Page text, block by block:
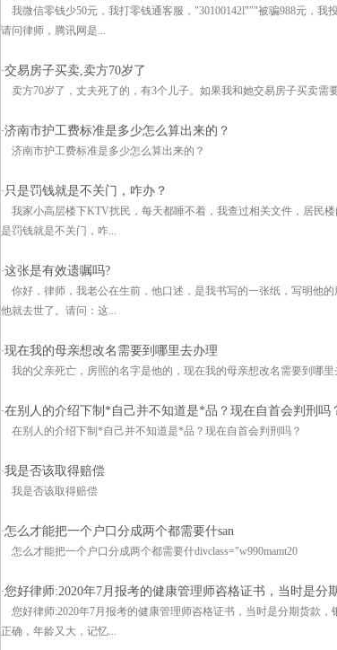
我微信零钱少50元，我打零钱通客服，"30100142l"""被骗988元，我
请问律师，腾讯网是...
·交易房子买卖,卖方70岁了
卖方70岁了，丈夫死了的，有3个儿子。如果我和她交易房子买卖需
·济南市护工费标准是多少怎么算出来的？
济南市护工费标准是多少怎么算出来的？
· 只是罚钱就是不关门，咋办？
我家小高层楼下KTV扰民，每天都睡不着，我查过相关文件，居民
是罚钱就是不关门，咋...
·这张是有效遗嘱吗?
你好，律师，我老公在生前，他口述，是我书写的一张纸，写明他
他就去世了。请问：这...
·现在我的母亲想改名需要到哪里去办理
我的父亲死亡，房照的名字是他的，现在我的母亲想改名需要到哪里
·在别人的介绍下制*自己并不知道是*品？现在自首会判刑吗
在别人的介绍下制*自己并不知道是*品？现在自首会判刑吗？
·我是否该取得赔偿
我是否该取得赔偿
·怎么才能把一个户口分成两个都需要什san
怎么才能把一个户口分成两个都需要什divclass="w990mamt20
·您好律师:2020年7月报考的健康管理师咨格证书，当时是分
您好律师:2020年7月报考的健康管理师咨格证书，当时是分期货款
正确，年龄又大，记忆...